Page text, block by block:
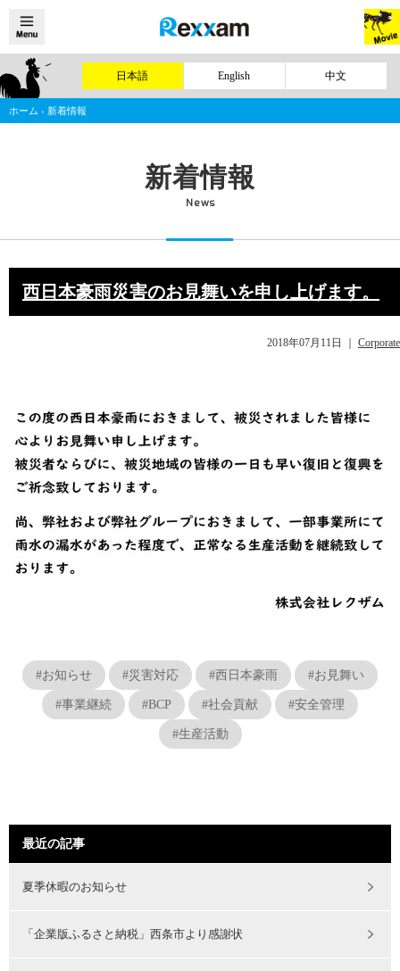
日本語 English 中文
ホーム › 新着情報
新着情報
News
西日本豪雨災害のお見舞いを申し上げます。
2018年07月11日 Corporate
#お知らせ #災害対応 #西日本豪雨 #お見舞い
#事業継続 #BCP #社会貢献 #安全管理
#生産活動
最近の記事
夏季休暇のお知らせ
「企業版ふるさと納税」西条市より感謝状